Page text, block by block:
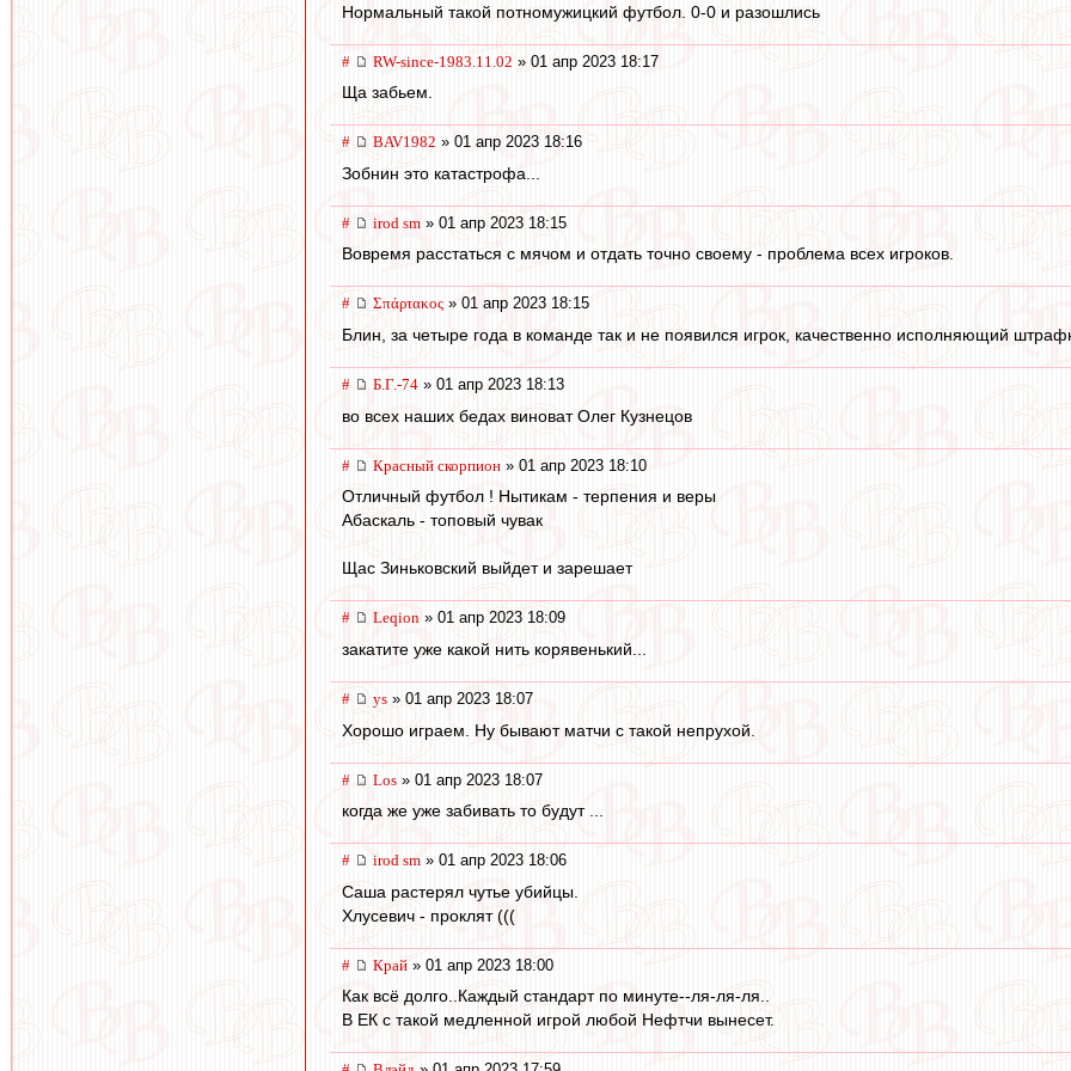
Нормальный такой потномужицкий футбол. 0-0 и разошлись
# RW-since-1983.11.02 » 01 апр 2023 18:17
Ща забьем.
# BAV1982 » 01 апр 2023 18:16
Зобнин это катастрофа...
# irod sm » 01 апр 2023 18:15
Вовремя расстаться с мячом и отдать точно своему - проблема всех игроков.
# Σπάρτακος » 01 апр 2023 18:15
Блин, за четыре года в команде так и не появился игрок, качественно исполняющий
# Б.Г.-74 » 01 апр 2023 18:13
во всех наших бедах виноват Олег Кузнецов
# Красный скорпион » 01 апр 2023 18:10
Отличный футбол ! Нытикам - терпения и веры
Абаскаль - топовый чувак
Щас Зиньковский выйдет и зарешает
# Leqion » 01 апр 2023 18:09
закатите уже какой нить корявенький...
# ys » 01 апр 2023 18:07
Хорошо играем. Ну бывают матчи с такой непрухой.
# Los » 01 апр 2023 18:07
когда же уже забивать то будут ...
# irod sm » 01 апр 2023 18:06
Саша растерял чутье убийцы.
Хлусевич - проклят (((
# Край » 01 апр 2023 18:00
Как всё долго..Каждый стандарт по минуте--ля-ля-ля..
В ЕК с такой медленной игрой любой Нефтчи вынесет.